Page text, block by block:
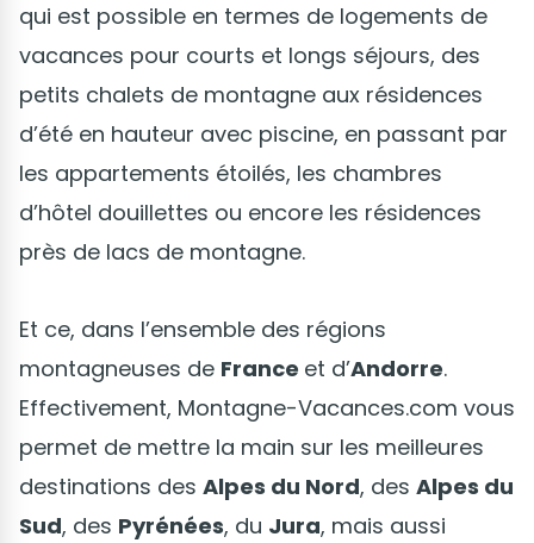
qui est possible en termes de logements de
vacances pour courts et longs séjours, des
petits chalets de montagne aux résidences
d’été en hauteur avec piscine, en passant par
les appartements étoilés, les chambres
d’hôtel douillettes ou encore les résidences
près de lacs de montagne.
Et ce, dans l’ensemble des régions
montagneuses de France et d’Andorre.
Effectivement, Montagne-Vacances.com vous
permet de mettre la main sur les meilleures
destinations des Alpes du Nord, des Alpes du
Sud, des Pyrénées, du Jura, mais aussi